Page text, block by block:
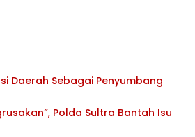
Daerah Sebagai Penyumbang
Polda Sultra Bantah Isu